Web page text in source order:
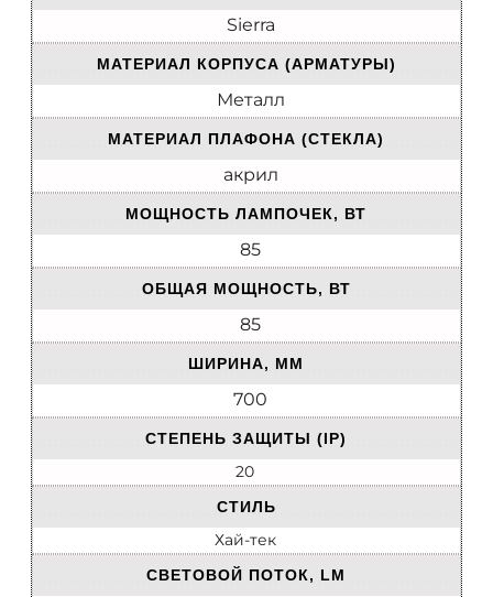
Sierra
МАТЕРИАЛ КОРПУСА (АРМАТУРЫ)
Металл
МАТЕРИАЛ ПЛАФОНА (СТЕКЛА)
акрил
МОЩНОСТЬ ЛАМПОЧЕК, ВТ
85
ОБЩАЯ МОЩНОСТЬ, ВТ
85
ШИРИНА, ММ
700
СТЕПЕНЬ ЗАЩИТЫ (IP)
20
СТИЛЬ
Хай-тек
СВЕТОВОЙ ПОТОК, LM